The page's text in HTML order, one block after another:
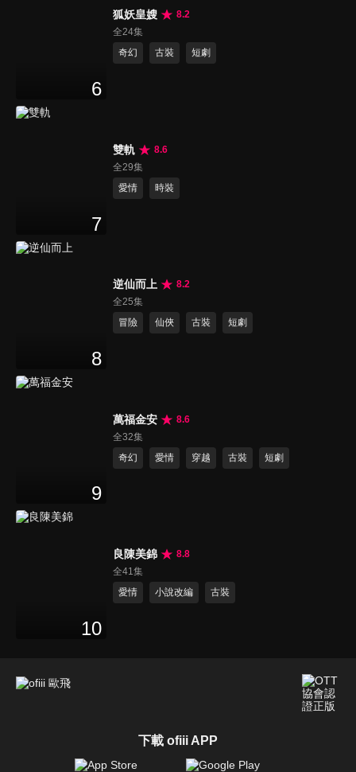
6
狐妖皇嫂
8.2
全24集
奇幻
古裝 短劇
7
雙軌
8.6
全29集
愛情
時裝
8
逆仙而上
8.2
全25集
冒險
仙俠 古裝 短劇
9
萬福金安
8.6
全32集
奇幻
愛情 穿越 古裝 短劇
10
良陳美錦
8.8
全41集
愛情
小說改編 古裝
下載 ofiii APP